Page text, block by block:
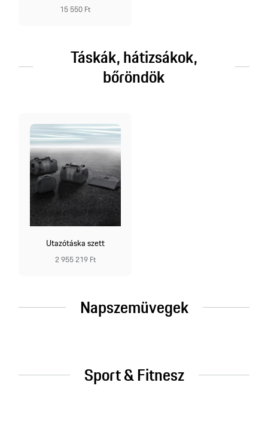
15 550 Ft
Táskák, hátizsákok,
bőröndök
Utazótáska szett
2 955 219 Ft
Napszemüvegek
Sport & Fitnesz